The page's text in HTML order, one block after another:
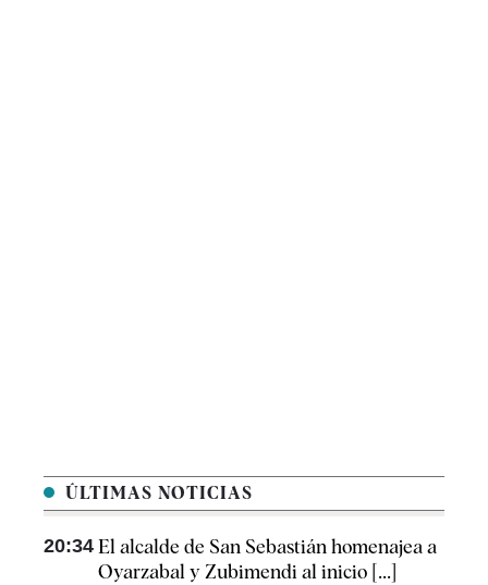
ÚLTIMAS NOTICIAS
20:34 El alcalde de San Sebastián homenajea a
Oyarzabal y Zubimendi al inicio [...]